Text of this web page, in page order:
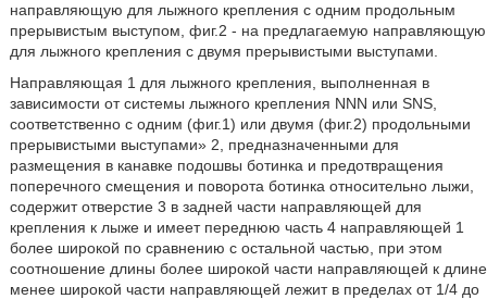
направляющую для лыжного крепления с одним продольным
прерывистым выступом, фиг.2 - на предлагаемую направляющую
для лыжного крепления с двумя прерывистыми выступами.
Направляющая 1 для лыжного крепления, выполненная в
зависимости от системы лыжного крепления NNN или SNS,
соответственно с одним (фиг.1) или двумя (фиг.2) продольными
прерывистыми выступами» 2, предназначенными для
размещения в канавке подошвы ботинка и предотвращения
поперечного смещения и поворота ботинка относительно лыжи,
содержит отверстие 3 в задней части направляющей для
крепления к лыже и имеет переднюю часть 4 направляющей 1
более широкой по сравнению с остальной частью, при этом
соотношение длины более широкой части направляющей к длине
менее широкой части направляющей лежит в пределах от 1/4 до